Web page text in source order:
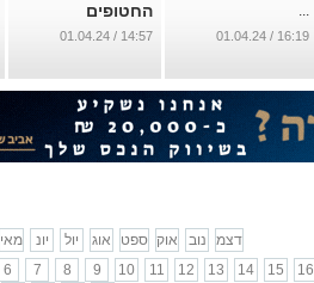
...
16:19 / 01.04.24
החטופים
...
14:57 / 01.04.24
מאי יונ יול אוג ספט אוק נוב דצמ
6 7 8 9 10 11 12 13 14 15 16